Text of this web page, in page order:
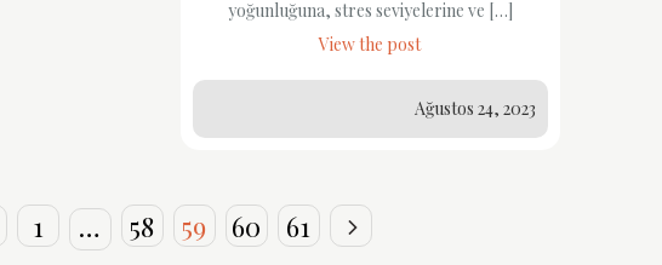
yoğunluğuna, stres seviyelerine ve […]
View the post
Ağustos 24, 2023
1 … 58 59 60 61